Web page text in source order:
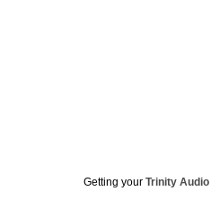
Getting your Trinity Audio